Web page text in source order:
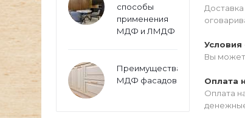
способы
применения
МДФ и ЛМДФ
Преимущества
МДФ фасадов
Условия
Вы
Оплата
Оплата